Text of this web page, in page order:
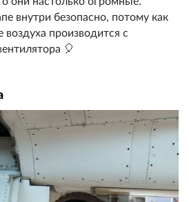
внутри безопасно, потому как
воздуха производится с
🎈